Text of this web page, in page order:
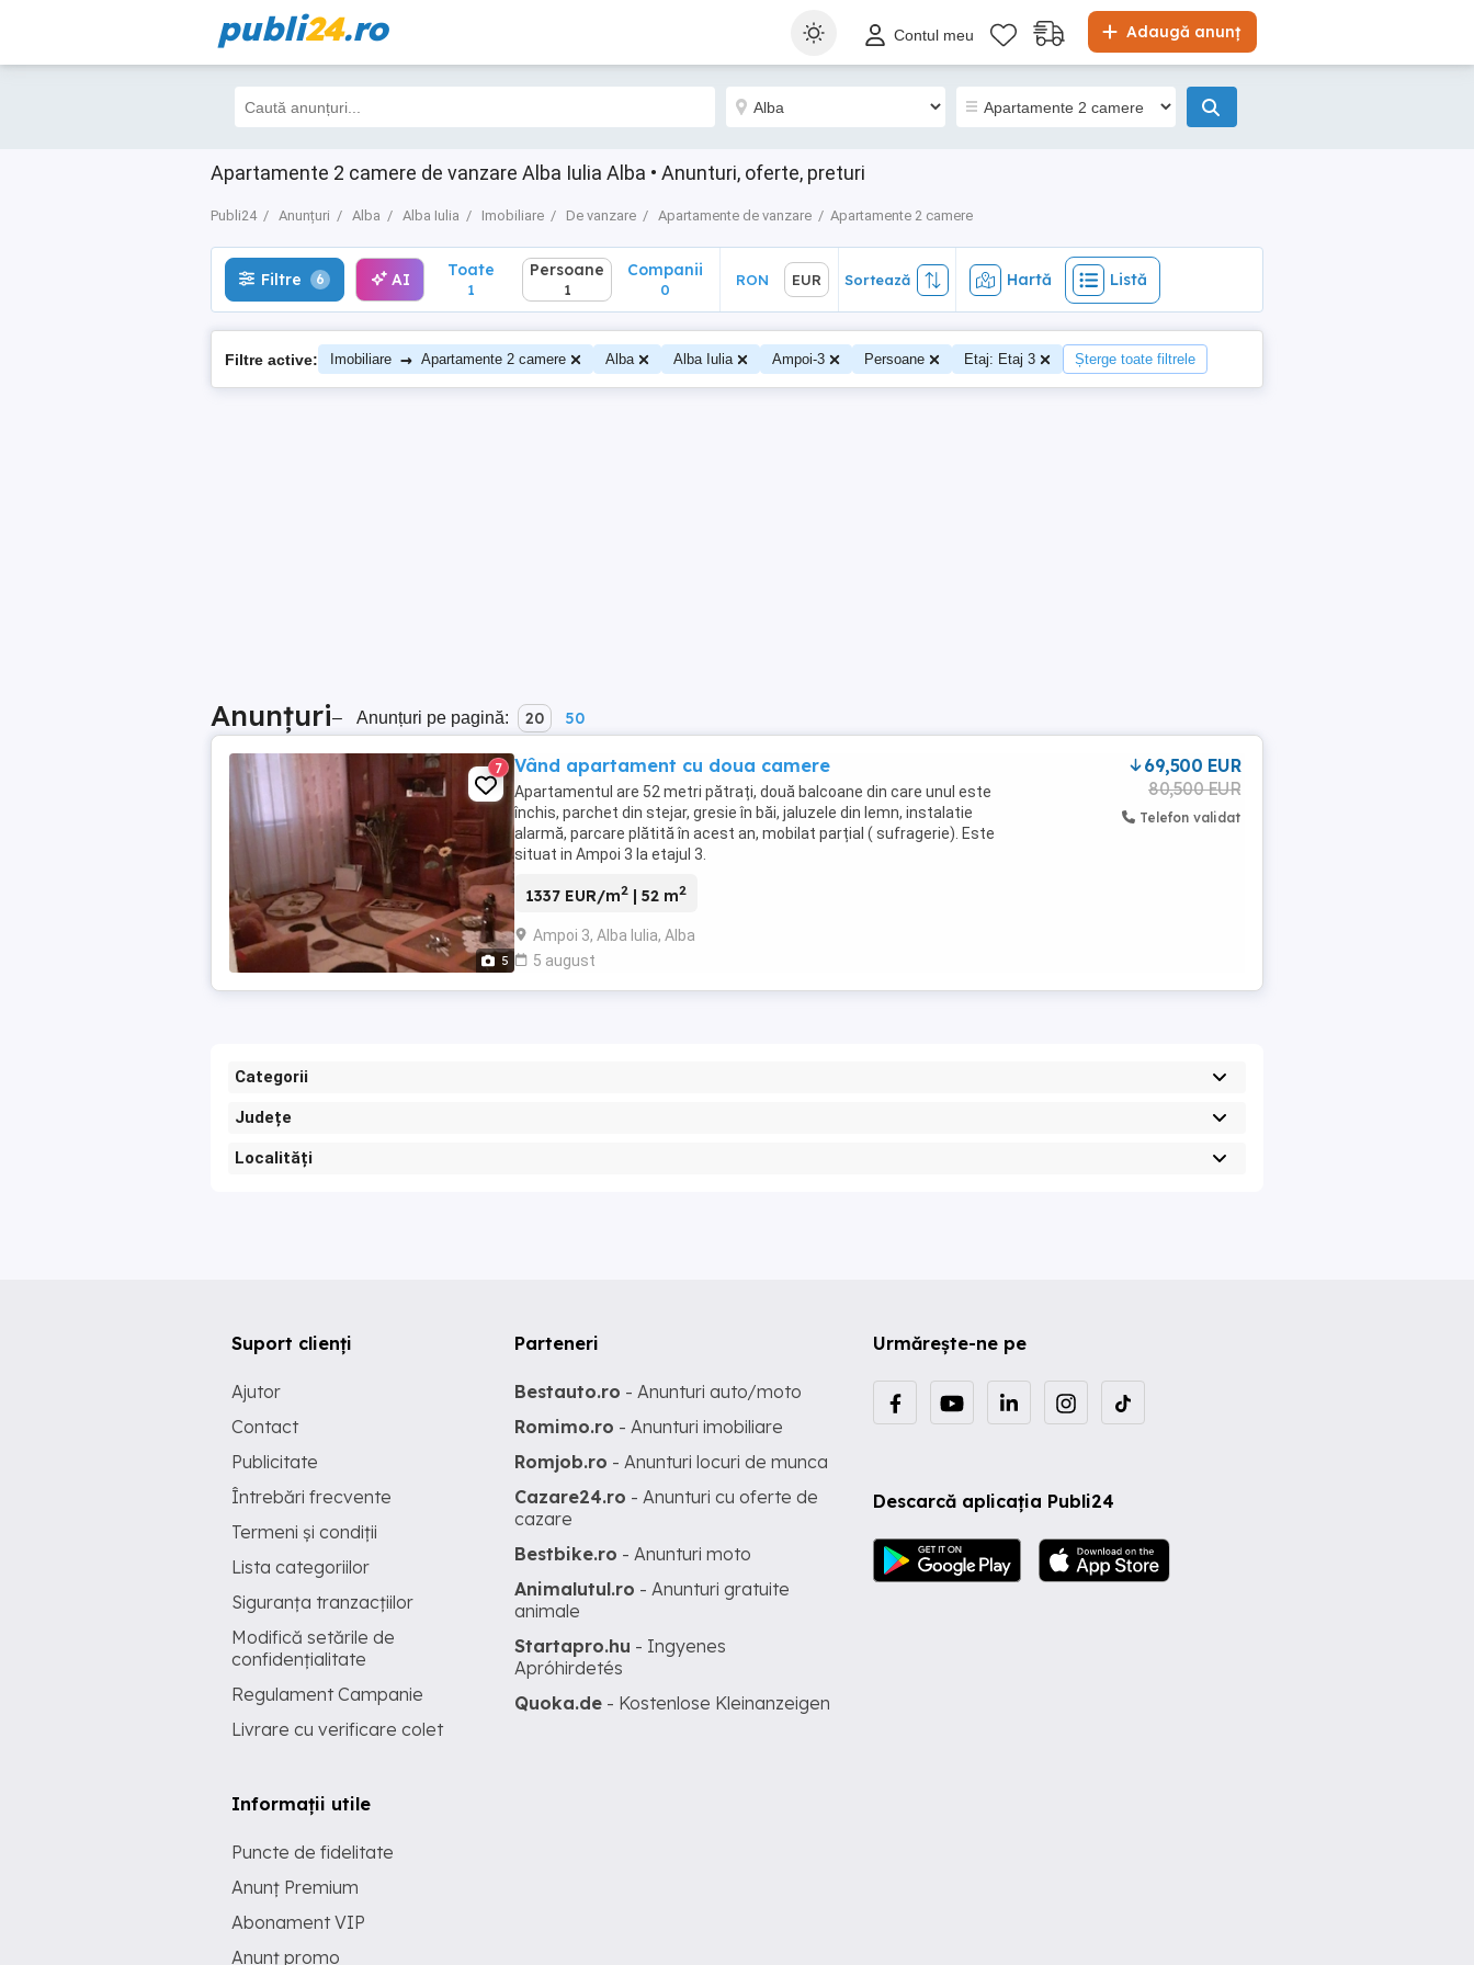
publi24.ro Adaugă anunț
Contul meu
Apartamente 2 camere de vanzare Alba Iulia Alba • Anunturi, oferte, preturi
Publi24 Anunțuri Alba Alba Iulia Imobiliare De vanzare Apartamente de vanzare Apartamente 2 camere
Filtre 6 AI EUR Sortează Hartă Listă
Filtre 6 AI Toate
1
Persoane
1
Companii
0
RON EUR Sortează Hartă Listă
Filtre active: Imobiliare → Apartamente 2 camere Alba Alba Iulia Ampoi-3 Persoane Etaj: Etaj 3 Șterge toate filtrele
Anunțuri– Anunțuri pe pagină: 20 50
5
7 Vând apartament cu doua camere
Apartamentul are 52 metri pătrați, două balcoane din care unul este
închis, parchet din stejar, gresie în băi, jaluzele din lemn, instalatie
alarmă, parcare plătită în acest an, mobilat parțial ( sufragerie). Este
situat in Ampoi 3 la etajul 3.
1337 EUR/m2 | 52 m2
Ampoi 3, Alba Iulia, Alba
5 august
69,500 EUR
80,500 EUR
Telefon validat
Categorii
Județe
Localități
Urmărește-ne pe
Descarcă aplicația Publi24
Suport clienți
Ajutor
Contact
Publicitate
Întrebări frecvente
Termeni și condiții
Lista categoriilor
Siguranța tranzacțiilor
Modifică setările de
confidențialitate
Regulament Campanie
Livrare cu verificare colet
Informații utile
Puncte de fidelitate
Anunț Premium
Abonament VIP
Anunț promo
Parteneri
Bestauto.ro - Anunturi auto/moto
Romimo.ro - Anunturi imobiliare
Romjob.ro - Anunturi locuri de munca
Cazare24.ro - Anunturi cu oferte de
cazare
Bestbike.ro - Anunturi moto
Animalutul.ro - Anunturi gratuite
animale
Startapro.hu - Ingyenes
Apróhirdetés
Quoka.de - Kostenlose Kleinanzeigen